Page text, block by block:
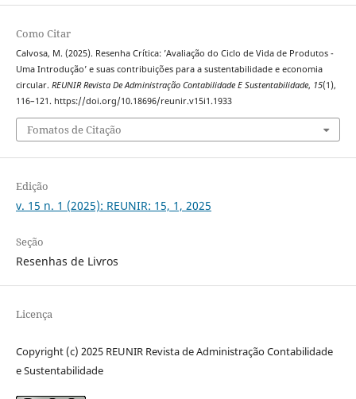
Como Citar
Calvosa, M. (2025). Resenha Crítica: ’Avaliação do Ciclo de Vida de Produtos -
Uma Introdução’ e suas contribuições para a sustentabilidade e economia
circular. REUNIR Revista De Administração Contabilidade E Sustentabilidade, 15(1),
116–121. https://doi.org/10.18696/reunir.v15i1.1933
Fomatos de Citação
Edição
v. 15 n. 1 (2025): REUNIR: 15, 1, 2025
Seção
Resenhas de Livros
Licença
Copyright (c) 2025 REUNIR Revista de Administração Contabilidade
e Sustentabilidade